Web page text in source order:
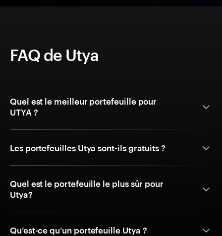
FAQ de Utya
Quel est le meilleur portefeuille pour
UTYA ?
Les portefeuilles Utya sont-ils gratuits ?
Quel est le portefeuille le plus sûr pour
Utya?
Qu’est-ce qu’un portefeuille Utya ?